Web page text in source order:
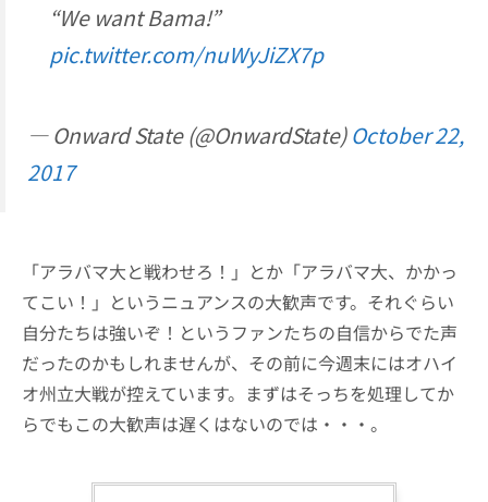
“We want Bama!”
pic.twitter.com/nuWyJiZX7p
— Onward State (@OnwardState)October 22,
2017
「アラバマ大と戦わせろ！」とか「アラバマ大、かかっ
てこい！」というニュアンスの大歓声です。それぐらい
自分たちは強いぞ！というファンたちの自信からでた声
だったのかもしれませんが、その前に今週末にはオハイ
オ州立大戦が控えています。まずはそっちを処理してか
らでもこの大歓声は遅くはないのでは・・・。